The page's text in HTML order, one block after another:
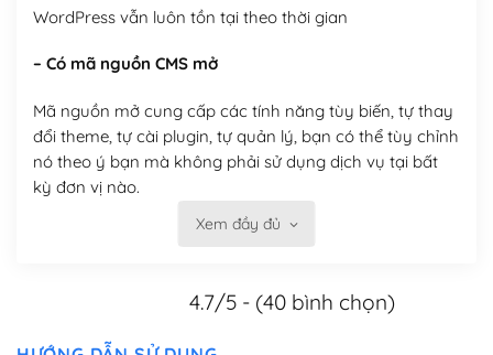
WordPress vẫn luôn tồn tại theo thời gian
– Có mã nguồn CMS mở
Mã nguồn mở cung cấp các tính năng tùy biến, tự thay
đổi theme, tự cài plugin, tự quản lý, bạn có thể tùy chỉnh
nó theo ý bạn mà không phải sử dụng dịch vụ tại bất
kỳ đơn vị nào.
Việc của bạn là đăng ký một tên miền và hosting để
Có thể tùy biến trên website WordPress
Xem đầy đủ
4.7/5 - (40 bình chọn)